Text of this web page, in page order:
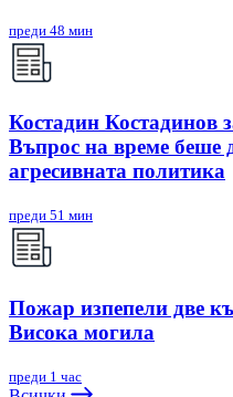
преди 48 мин
Костадин Костадинов
Въпрос на време беше
агресивната политика
преди 51 мин
Пожар изпепели две
Висока могила
преди 1 час